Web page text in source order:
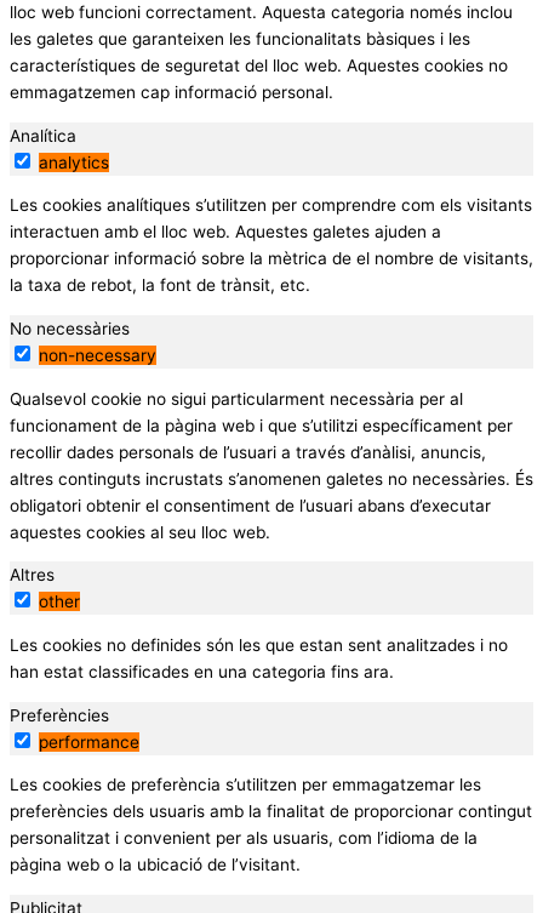
lloc web funcioni correctament. Aquesta categoria només inclou
les galetes que garanteixen les funcionalitats bàsiques i les
característiques de seguretat del lloc web. Aquestes cookies no
emmagatzemen cap informació personal.
Analítica
analytics
Les cookies analítiques s’utilitzen per comprendre com els visitants
interactuen amb el lloc web. Aquestes galetes ajuden a
proporcionar informació sobre la mètrica de el nombre de visitants,
la taxa de rebot, la font de trànsit, etc.
No necessàries
non-necessary
Qualsevol cookie no sigui particularment necessària per al
funcionament de la pàgina web i que s’utilitzi específicament per
recollir dades personals de l’usuari a través d’anàlisi, anuncis,
altres continguts incrustats s’anomenen galetes no necessàries. És
obligatori obtenir el consentiment de l’usuari abans d’executar
aquestes cookies al seu lloc web.
Altres
other
Les cookies no definides són les que estan sent analitzades i no
han estat classificades en una categoria fins ara.
Preferències
performance
Les cookies de preferència s’utilitzen per emmagatzemar les
preferències dels usuaris amb la finalitat de proporcionar contingut
personalitzat i convenient per als usuaris, com l’idioma de la
pàgina web o la ubicació de l’visitant.
Publicitat